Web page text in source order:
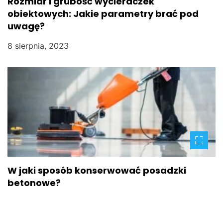
obiektowych: Jakie parametry brać pod
uwagę?
8 sierpnia, 2023
W jaki sposób konserwować posadzki
betonowe?